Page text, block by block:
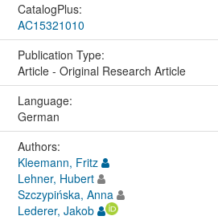
CatalogPlus:
AC15321010
Publication Type:
Article - Original Research Article
Language:
German
Authors:
Kleemann, Fritz
Lehner, Hubert
Szczypińska, Anna
Lederer, Jakob